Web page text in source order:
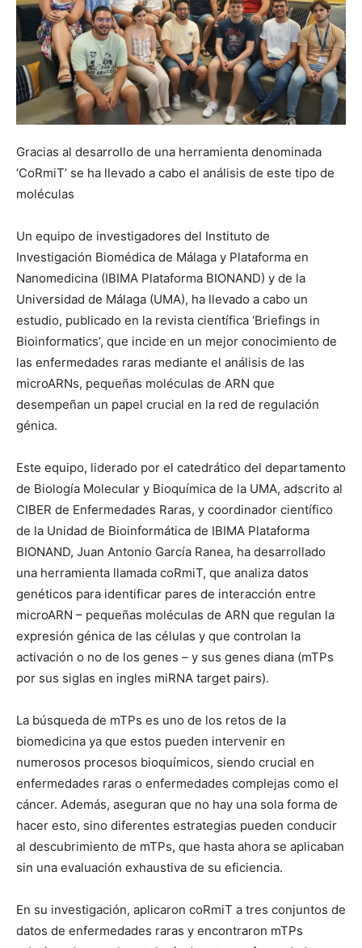
Gracias al desarrollo de una herramienta denominada
‘CoRmiT’ se ha llevado a cabo el análisis de este tipo de
moléculas
Un equipo de investigadores del Instituto de
Investigación Biomédica de Málaga y Plataforma en
Nanomedicina (IBIMA Plataforma BIONAND) y de la
Universidad de Málaga (UMA), ha llevado a cabo un
estudio, publicado en la revista científica ‘Briefings in
Bioinformatics’, que incide en un mejor conocimiento de
las enfermedades raras mediante el análisis de las
microARNs, pequeñas moléculas de ARN que
desempeñan un papel crucial en la red de regulación
génica.
Este equipo, liderado por el catedrático del departamento
de Biología Molecular y Bioquímica de la UMA, adscrito al
CIBER de Enfermedades Raras, y coordinador científico
de la Unidad de Bioinformática de IBIMA Plataforma
BIONAND, Juan Antonio García Ranea, ha desarrollado
una herramienta llamada coRmiT, que analiza datos
genéticos para identificar pares de interacción entre
microARN – pequeñas moléculas de ARN que regulan la
expresión génica de las células y que controlan la
activación o no de los genes – y sus genes diana (mTPs
por sus siglas en ingles miRNA target pairs).
La búsqueda de mTPs es uno de los retos de la
biomedicina ya que estos pueden intervenir en
numerosos procesos bioquímicos, siendo crucial en
enfermedades raras o enfermedades complejas como el
cáncer. Además, aseguran que no hay una sola forma de
hacer esto, sino diferentes estrategias pueden conducir
al descubrimiento de mTPs, que hasta ahora se aplicaban
sin una evaluación exhaustiva de su eficiencia.
En su investigación, aplicaron coRmiT a tres conjuntos de
datos de enfermedades raras y encontraron mTPs